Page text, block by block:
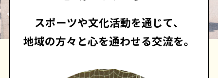
スポーツや文化活動を通じて、
地域の方々と心を通わせる交流を。